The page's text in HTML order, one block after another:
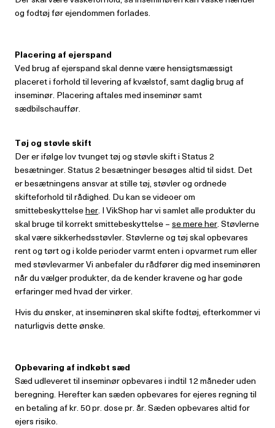
og fodtøj før ejendommen forlades.
Placering af ejerspand
Ved brug af ejerspand skal denne være hensigtsmæssigt
placeret i forhold til levering af kvælstof, samt daglig brug af
inseminør. Placering aftales med inseminør samt
sædbilschauffør.
Tøj og støvle skift
Der er ifølge lov tvunget tøj og støvle skift i Status 2
besætninger. Status 2 besætninger besøges altid til sidst. Det
er besætningens ansvar at stille tøj, støvler og ordnede
skifteforhold til rådighed. Du kan se videoer om
smittebeskyttelseher. I VikShop har vi samlet alle produkter du
skal bruge til korrekt smittebeskyttelse –se mere her. Støvlerne
skal være sikkerhedsstøvler. Støvlerne og tøj skal opbevares
rent og tørt og i kolde perioder varmt enten i opvarmet rum eller
med støvlevarmer Vi anbefaler du rådfører dig med inseminøren
når du vælger produkter, da de kender kravene og har gode
erfaringer med hvad der virker.
Hvis du ønsker, at inseminøren skal skifte fodtøj, efterkommer vi
naturligvis dette ønske.
Opbevaring af indkøbt sæd
Sæd udleveret til inseminør opbevares i indtil 12 måneder uden
beregning. Herefter kan sæden opbevares for ejeres regning til
en betaling af kr. 50 pr. dose pr. år. Sæden opbevares altid for
ejers risiko.